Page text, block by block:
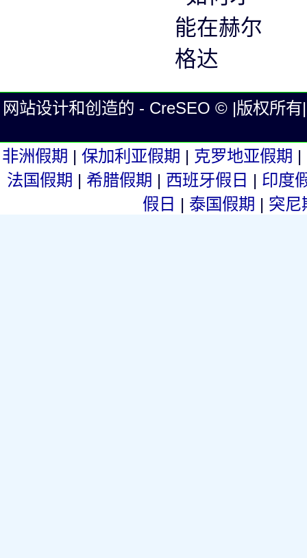
网站设计和创造的 - CreSEO © |版权所
非洲假期 | 保加利亚假期 | 克罗地亚假期 |
法国假期 | 希腊假期 | 西班牙假日 | 印度
假日 | 泰国假期 | 突